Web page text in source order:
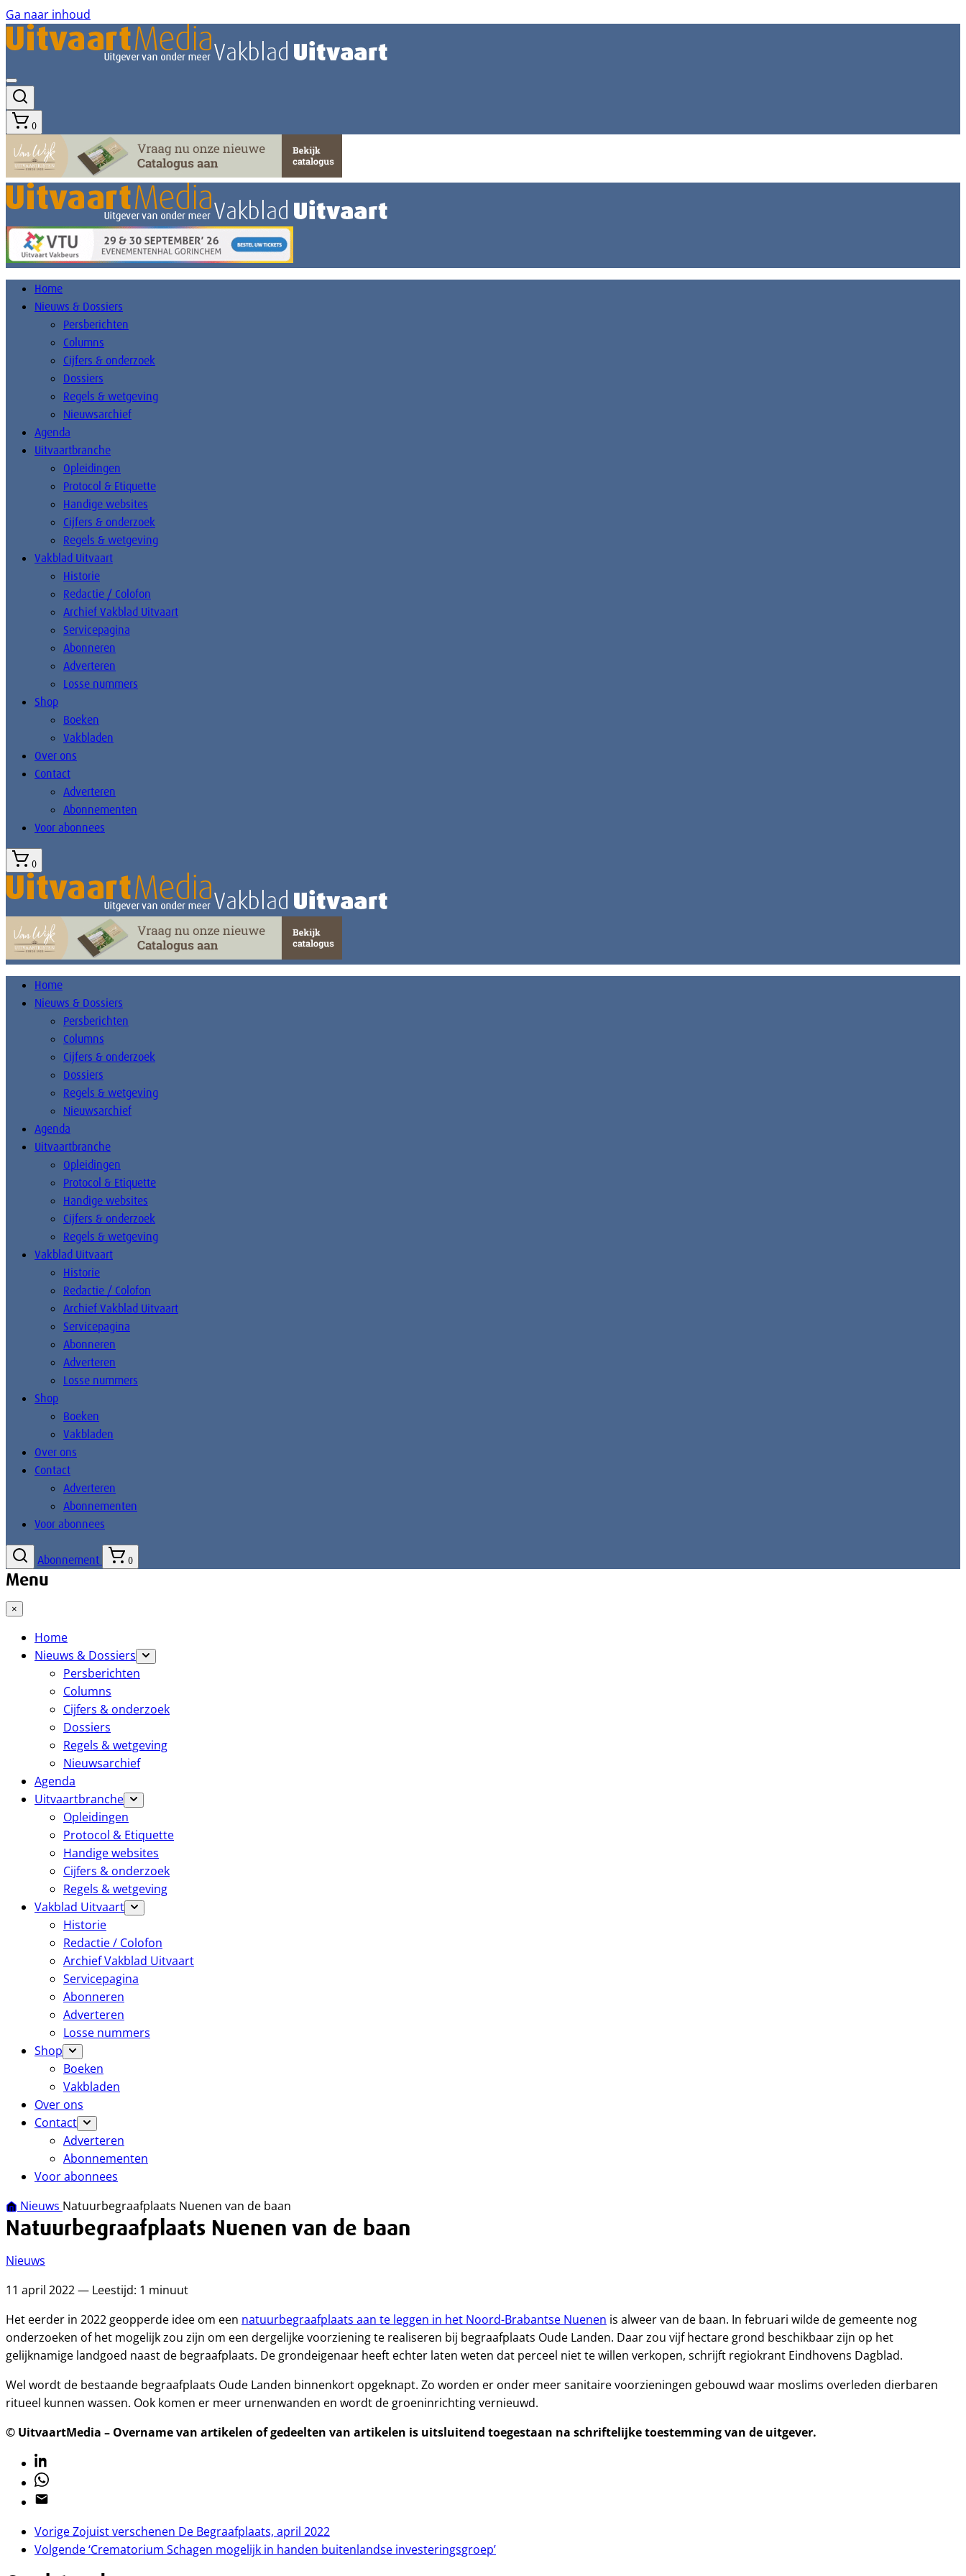
Ga naar inhoud
0
Home
Nieuws & Dossiers
Persberichten
Columns
Cijfers & onderzoek
Dossiers
Regels & wetgeving
Nieuwsarchief
Agenda
Uitvaartbranche
Opleidingen
Protocol & Etiquette
Handige websites
Cijfers & onderzoek
Regels & wetgeving
Vakblad Uitvaart
Historie
Redactie / Colofon
Archief Vakblad Uitvaart
Servicepagina
Abonneren
Adverteren
Losse nummers
Shop
Boeken
Vakbladen
Over ons
Contact
Adverteren
Abonnementen
Voor abonnees
0
Home
Nieuws & Dossiers
Persberichten
Columns
Cijfers & onderzoek
Dossiers
Regels & wetgeving
Nieuwsarchief
Agenda
Uitvaartbranche
Opleidingen
Protocol & Etiquette
Handige websites
Cijfers & onderzoek
Regels & wetgeving
Vakblad Uitvaart
Historie
Redactie / Colofon
Archief Vakblad Uitvaart
Servicepagina
Abonneren
Adverteren
Losse nummers
Shop
Boeken
Vakbladen
Over ons
Contact
Adverteren
Abonnementen
Voor abonnees
Abonnement 0
Menu
×
Home
Nieuws & Dossiers
Persberichten
Columns
Cijfers & onderzoek
Dossiers
Regels & wetgeving
Nieuwsarchief
Agenda
Uitvaartbranche
Opleidingen
Protocol & Etiquette
Handige websites
Cijfers & onderzoek
Regels & wetgeving
Vakblad Uitvaart
Historie
Redactie / Colofon
Archief Vakblad Uitvaart
Servicepagina
Abonneren
Adverteren
Losse nummers
Shop
Boeken
Vakbladen
Over ons
Contact
Adverteren
Abonnementen
Voor abonnees
Nieuws Natuurbegraafplaats Nuenen van de baan
Natuurbegraafplaats Nuenen van de baan
Nieuws
11 april 2022 — Leestijd: 1 minuut
Het eerder in 2022 geopperde idee om een natuurbegraafplaats aan te leggen in het Noord-Brabantse Nuenen is alweer van de baan. In februari wilde de gemeente nog
onderzoeken of het mogelijk zou zijn om een dergelijke voorziening te realiseren bij begraafplaats Oude Landen. Daar zou vijf hectare grond beschikbaar zijn op het
gelijknamige landgoed naast de begraafplaats. De grondeigenaar heeft echter laten weten dat perceel niet te willen verkopen, schrijft regiokrant Eindhovens Dagblad.
Wel wordt de bestaande begraafplaats Oude Landen binnenkort opgeknapt. Zo worden er onder meer sanitaire voorzieningen gebouwd waar moslims overleden dierbaren
ritueel kunnen wassen. Ook komen er meer urnenwanden en wordt de groeninrichting vernieuwd.
© UitvaartMedia – Overname van artikelen of gedeelten van artikelen is uitsluitend toegestaan na schriftelijke toestemming van de uitgever.
Linkedin
Whatsapp
Email
VorigeZojuist verschenen De Begraafplaats, april 2022
Volgende‘Crematorium Schagen mogelijk in handen buitenlandse investeringsgroep’